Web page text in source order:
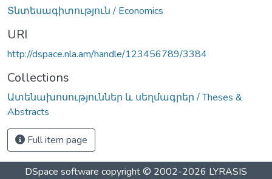
Տնտեսագիտություն / Economics
URI
http://dspace.nla.am/handle/123456789/3384
Collections
Ատենախոսություններ և սեղմագրեր / Theses &
Abstracts
Full item page
DSpace software copyright © 2002-2026 LYRASIS